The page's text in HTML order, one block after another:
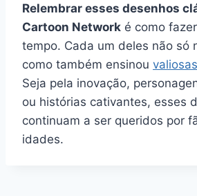
Relembrar esses desenhos
Cartoon Network é como
tempo. Cada um deles não só
como também ensinou
Seja pela inovação,
ou histórias cativantes, esses
continuam a ser queridos por
idades.